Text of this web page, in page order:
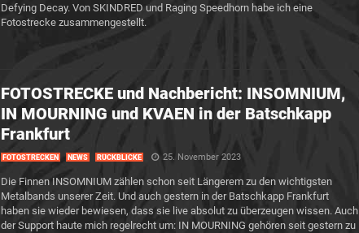
Defying Decay. Von SKINDRED und Raging Speedhorn habe ich eine
Fotostrecke zusammengestellt.
FOTOSTRECKE und Nachbericht: INSOMNIUM,
IN MOURNING und KVAEN in der Batschkapp
Frankfurt
FOTOSTRECKEN NEWS RÜCKBLICKE 25. November 2023
Die Finnen INSOMNIUM zählen schon seit Längerem zu den wichtigsten
Metalbands unserer Zeit. Und auch gestern in der Batschkapp Frankfurt
haben sie wieder bewiesen, dass sie live absolut zu überzeugen wissen. Auch
der Support haute mich regelrecht um: IN MOURNING gehören seit gestern zu